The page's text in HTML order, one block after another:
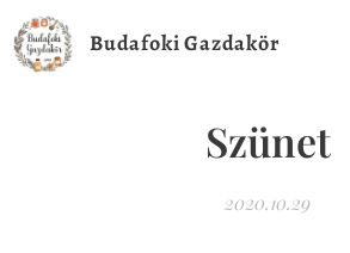
Budafoki Gazdakör
Szünet
2020.10.29